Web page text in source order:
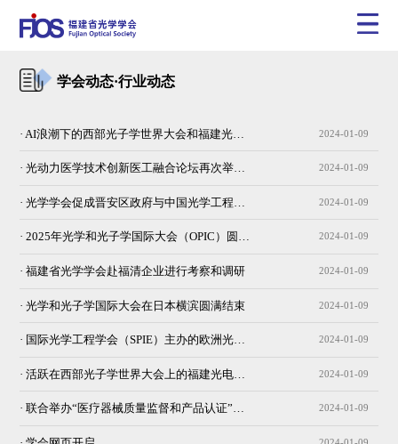
学会动态·行业动态
2024-01-09
· 光动力医学技术创新医工融合论坛再次举办成功 2024-01-09
2024-01-09
· 2025年光学和光子学国际大会（OPIC）圆满结束 2024-01-09
· 福建省光学学会赴福清企业进行考察和调研 2024-01-09
· 光学和光子学国际大会在日本横滨圆满结束 2024-01-09
· 国际光学工程学会（SPIE）主办的欧洲光子学会议 2024-01-09
2024-01-09
· 联合举办“医疗器械质量监督和产品认证”讲座 2024-01-09